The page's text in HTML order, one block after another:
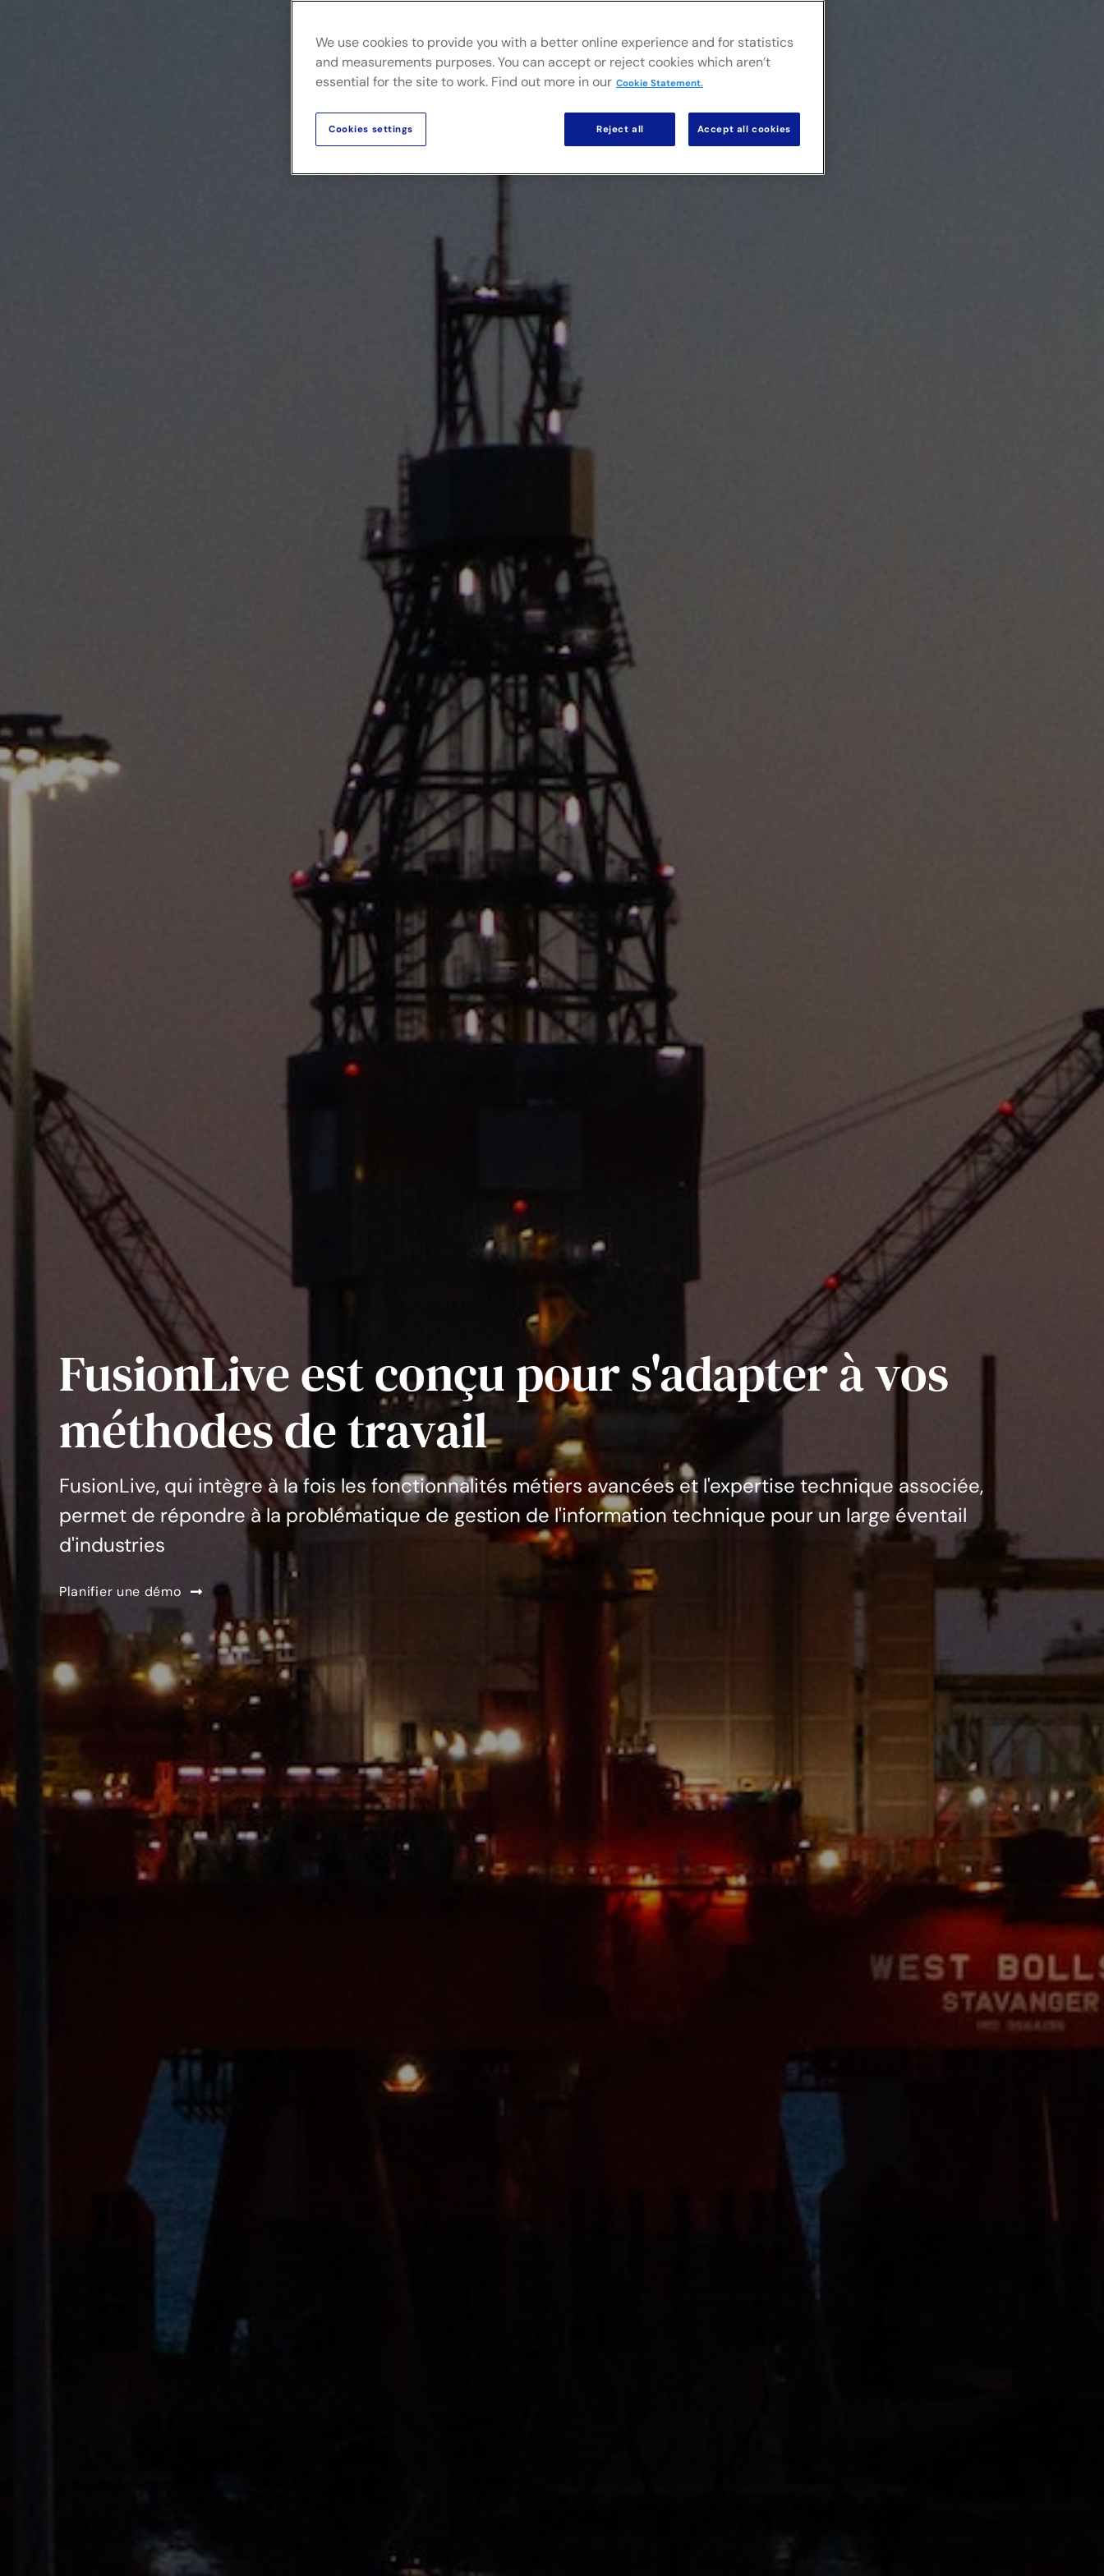
FusionLive est conçu pour s'adapter à vos
méthodes de travail
FusionLive, qui intègre à la fois les fonctionnalités métiers avancées et l'expertise technique associée,
permet de répondre à la problématique de gestion de l'information technique pour un large éventail
d'industries
Planifier une démo
We use cookies to provide you with a better online experience and for statistics
and measurements purposes. You can accept or reject cookies which aren’t
essential for the site to work. Find out more in our Cookie Statement.
Reject all Accept all cookies
Cookies settings